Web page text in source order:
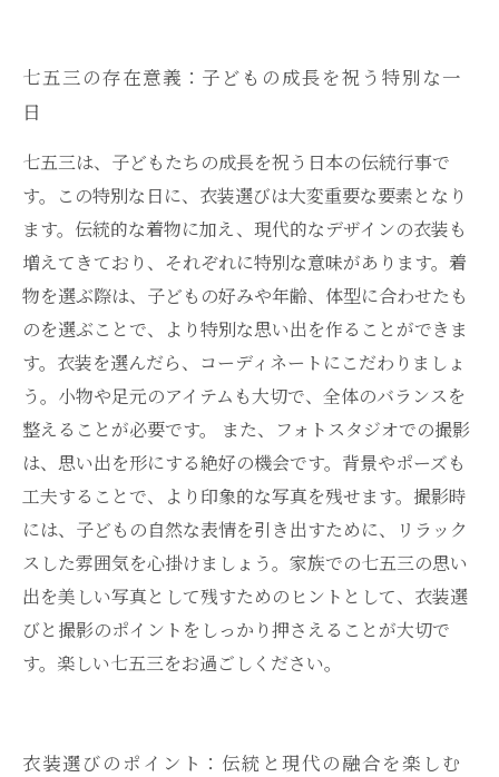
秘訣
七五三をもっと楽しむためのアイデア：家族み
んなで創る思い出
未来へ繋ぐ：七五三の写真で語る家族の物語
七五三の存在意義：子どもの成長を祝う特別な一
日
七五三は、子どもたちの成長を祝う日本の伝統行事で
す。この特別な日に、衣装選びは大変重要な要素となり
ます。伝統的な着物に加え、現代的なデザインの衣装も
増えてきており、それぞれに特別な意味があります。着
物を選ぶ際は、子どもの好みや年齢、体型に合わせたも
のを選ぶことで、より特別な思い出を作ることができま
す。衣装を選んだら、コーディネートにこだわりましょ
う。小物や足元のアイテムも大切で、全体のバランスを
整えることが必要です。 また、フォトスタジオでの撮影
は、思い出を形にする絶好の機会です。背景やポーズも
工夫することで、より印象的な写真を残せます。撮影時
には、子どもの自然な表情を引き出すために、リラック
スした雰囲気を心掛けましょう。家族での七五三の思い
出を美しい写真として残すためのヒントとして、衣装選
びと撮影のポイントをしっかり押さえることが大切で
す。楽しい七五三をお過ごしください。
衣装選びのポイント：伝統と現代の融合を楽しむ